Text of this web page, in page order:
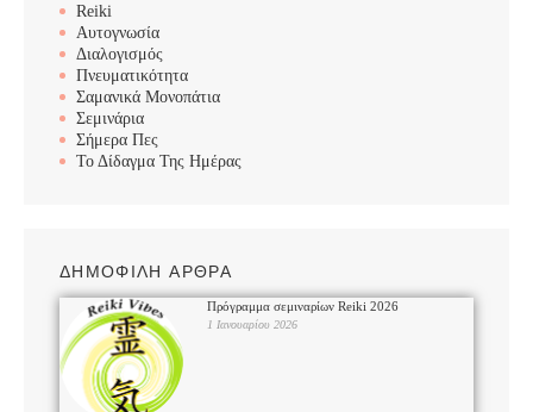
Reiki
Αυτογνωσία
Διαλογισμός
Πνευματικότητα
Σαμανικά Μονοπάτια
Σεμινάρια
Σήμερα Πες
Το Δίδαγμα Της Ημέρας
ΔΗΜΟΦΙΛΗ ΑΡΘΡΑ
Πρόγραμμα σεμιναρίων Reiki 2026
1 Ιανουαρίου 2026